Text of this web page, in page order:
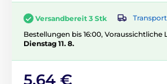
Versandbereit 3 Stk
Bestellungen bis 16:00, Voraussichtliche
Dienstag 11. 8.
5,64 €